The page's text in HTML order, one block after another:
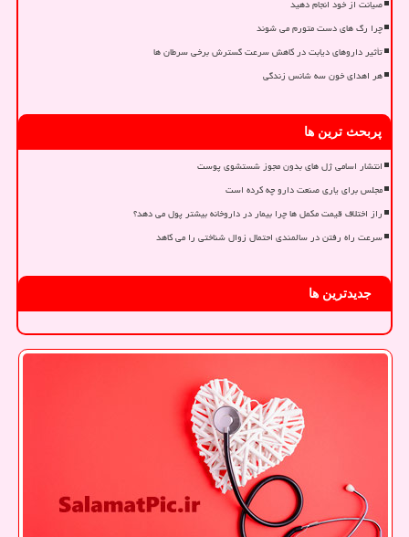
صیانت از خود انجام دهید
چرا رگ های دست متورم می شوند
تأثیر داروهای دیابت در کاهش سرعت گسترش برخی سرطان ها
هر اهدای خون سه شانس زندگی
پربحث ترین ها
انتشار اسامی ژل های بدون مجوز شستشوی پوست
مجلس برای یاری صنعت دارو چه کرده است
راز اختلاف قیمت مکمل ها چرا بیمار در داروخانه بیشتر پول می دهد؟
سرعت راه رفتن در سالمندی احتمال زوال شناختی را می کاهد
جدیدترین ها